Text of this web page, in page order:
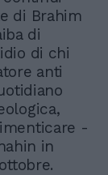
di Brahim
di
di chi
anti
-
in